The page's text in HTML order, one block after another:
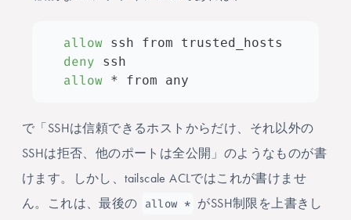
allow
deny
allow * from any
で「SSHは信頼できるホストからだけ、それ以外の
SSHは拒否、他のポートは全公開」のようなものが書
けます。しかし、tailscale ACLではこれが書けませ
ん。これは、最後の allow * がSSH制限を上書きし